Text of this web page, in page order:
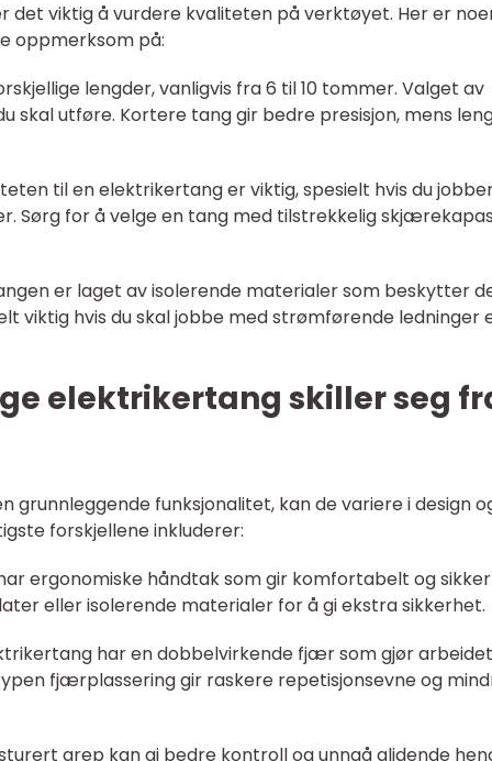
det viktig å vurdere kvaliteten på verktøyet. Her er
oppmerksom på:
lengder, vanligvis fra 6 til 10 tommer. Valget av
skal utføre. Kortere tang gir bedre presisjon, mens
til en elektrikertang er viktig, spesielt hvis du
Sørg for å velge en tang med tilstrekkelig
er laget av isolerende materialer som beskytter
viktig hvis du skal jobbe med strømførende ledninger
elektrikertang skiller seg
grunnleggende funksjonalitet, kan de variere i design
forskjellene inkluderer:
ergonomiske håndtak som gir komfortabelt og
eller isolerende materialer for å gi ekstra sikkerhet.
har en dobbelvirkende fjær som gjør arbeidet
fjærplassering gir raskere repetisjonsevne og
grep kan gi bedre kontroll og unngå glidende